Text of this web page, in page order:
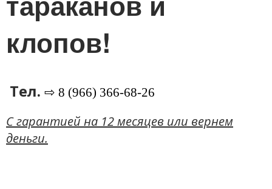
клопов!
Тел. ⇨ 8 (966) 366-68-26
C гарантией на 12 месяцев или вернем
деньги.